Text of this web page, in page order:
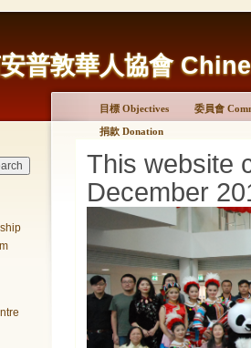
普敦華人協會
目標 Objectives 委員會
捐款 Donation
This website
December